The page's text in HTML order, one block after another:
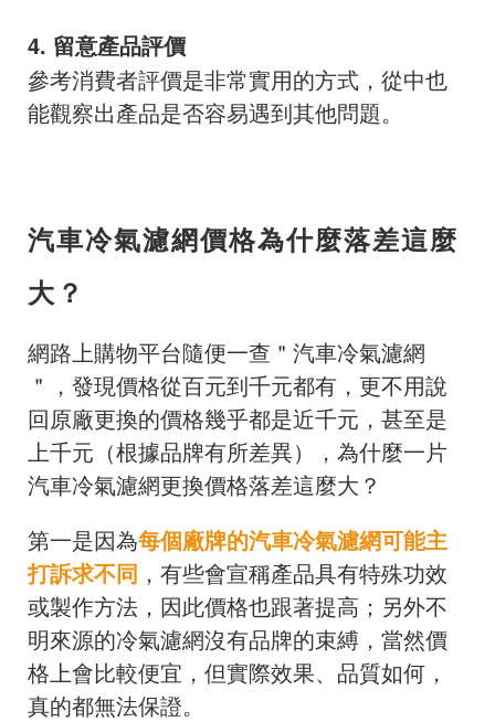
4. 留意產品評價
參考消費者評價是非常實用的方式，從中也
能觀察出產品是否容易遇到其他問題。
汽車冷氣濾網價格為什麼落差這麼
大？
網路上購物平台隨便一查＂汽車冷氣濾網
＂，發現價格從百元到千元都有，更不用說
回原廠更換的價格幾乎都是近千元，甚至是
上千元（根據品牌有所差異），為什麼一片
汽車冷氣濾網更換價格落差這麼大？
第一是因為每個廠牌的汽車冷氣濾網可能主
打訴求不同 ，有些會宣稱產品具有特殊功效
或製作方法，因此價格也跟著提高；另外不
明來源的冷氣濾網沒有品牌的束縛，當然價
格上會比較便宜，但實際效果、品質如何，
真的都無法保證。